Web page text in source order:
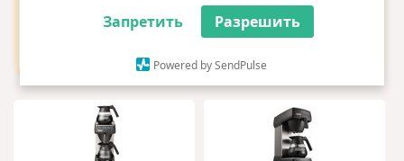
Запретить Разрешить
Powered by SendPulse